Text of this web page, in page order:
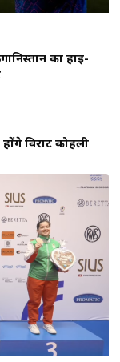
का हाई-
विराट कोहली